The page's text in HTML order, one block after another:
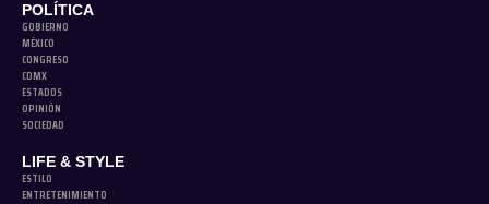
POLÍTICA
GOBIERNO
MÉXICO
CONGRESO
CDMX
ESTADOS
OPINIÓN
SOCIEDAD
LIFE & STYLE
ESTILO
ENTRETENIMIENTO